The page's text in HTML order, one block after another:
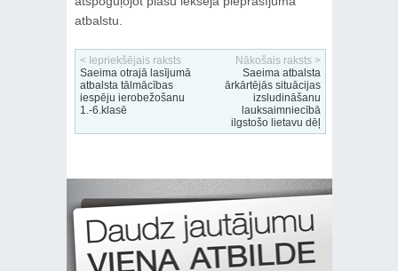
atbalstu.
< Iepriekšējais raksts
Saeima otrajā lasījumā
atbalsta tālmācības
iespēju ierobežošanu
1.-6.klasē
Nākošais raksts >
Saeima atbalsta
ārkārtējās situācijas
izsludināšanu
lauksaimniecībā
ilgstošo lietavu dēļ